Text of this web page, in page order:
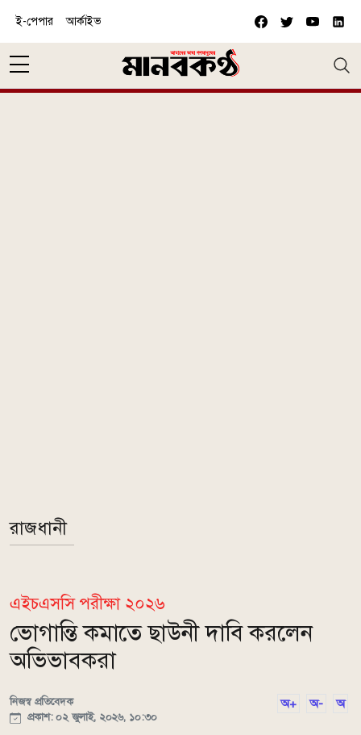
ই-পেপার আর্কাইভ
রাজধানী
এইচএসসি পরীক্ষা ২০২৬
ভোগান্তি কমাতে ছাউনী দাবি করলেন
অভিভাবকরা
নিজস্ব প্রতিবেদক
প্রকাশ: ০২ জুলাই, ২০২৬, ১০:৩০
অ+ অ- অ